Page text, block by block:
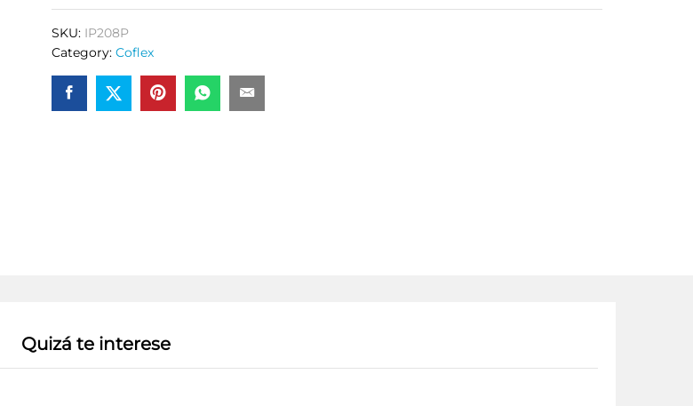
SKU: IP208P
Category:Coflex
Quizá te interese